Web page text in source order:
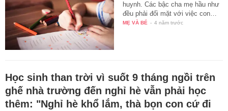
huynh. Các bậc cha mẹ hầu như
đều phải đối mặt với việc con…
MẸ VÀ BÉ - 4 năm trước
Học sinh than trời vì suốt 9 tháng ngồi trên
ghế nhà trường đến nghỉ hè vẫn phải học
thêm: "Nghỉ hè khổ lắm, thà bọn con cứ đi